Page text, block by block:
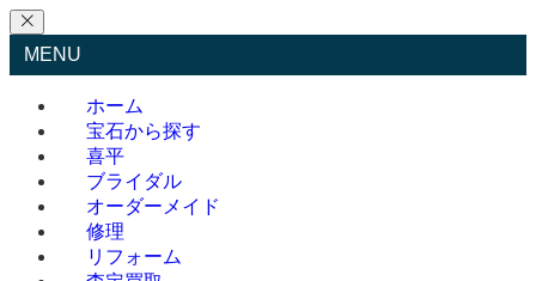
MENU
ホーム
宝石から探す
喜平
ブライダル
オーダーメイド
修理
リフォーム